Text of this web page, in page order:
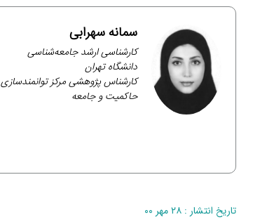
سمانه سهرابی
کارشناسی ارشد جامعه‌شناسی
دانشگاه تهران
کارشناس پژوهشی مرکز توانمندسازی
حاکمیت و جامعه
تاریخ انتشار : ۲۸ مهر ۰۰